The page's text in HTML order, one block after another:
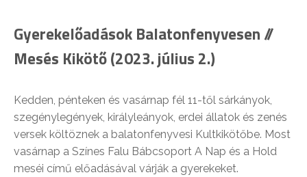
Gyerekelőadások Balatonfenyvesen //
Mesés Kikötő (2023. július 2.)
Kedden, pénteken és vasárnap fél 11-től sárkányok,
szegénylegények, királyleányok, erdei állatok és zenés
versek költöznek a balatonfenyvesi Kultkikötőbe. Most
vasárnap a Színes Falu Bábcsoport A Nap és a Hold
meséi című előadásával várják a gyerekeket.